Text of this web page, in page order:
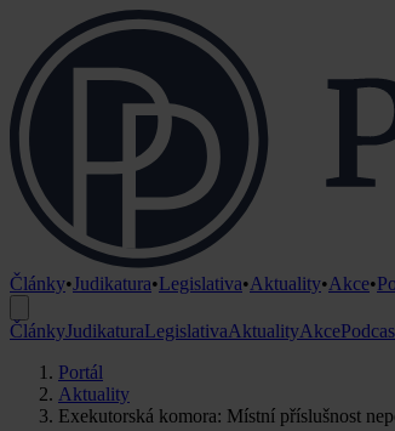
Články•Judikatura•Legislativa•Aktuality•Akce•
ČlánkyJudikaturaLegislativaAktualityAkce
Portál
Aktuality
Exekutorská komora: Místní příslušnost